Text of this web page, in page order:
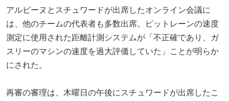
アルピーヌとスチュワードが出席したオンライン会議に
は、他のチームの代表者も多数出席。ピットレーンの速度
測定に使用された距離計測システムが「不正確であり、ガ
スリーのマシンの速度を過大評価していた」ことが明らか
にされた。
再審の審理は、木曜日の午後にスチュワードが出席したこ